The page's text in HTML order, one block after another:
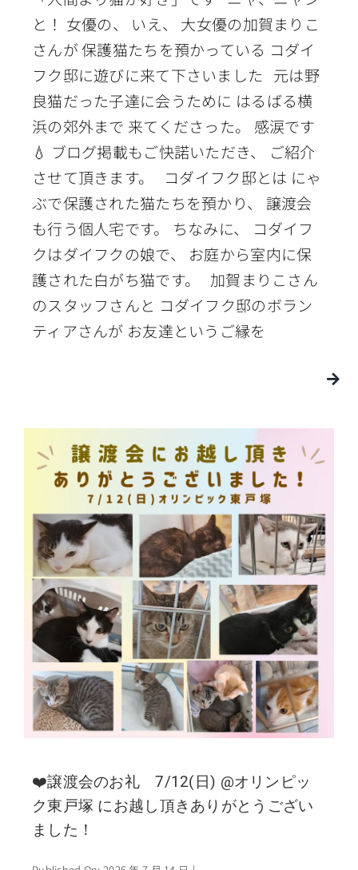
と！ 女優の、 いえ、 大女優の加賀まりこ
さんが 保護猫たちを預かっている コダイ
フク邸に遊びに来て下さいました 元は野
良猫だった子達に会うために はるばる横
浜の郊外まで 来てくださった。 感涙です
💧 ブログ掲載もご快諾いただき、 ご紹介
させて頂きます。 コダイフク邸とは にゃ
ぶで保護された猫たちを預かり、 譲渡会
も行う個人宅です。 ちなみに、 コダイフ
クはダイフクの娘で、 お庭から室内に保
護された白がち猫です。 加賀まりこさん
のスタッフさんと コダイフク邸のボラン
ティアさんが お友達というご縁を
❤️譲渡会のお礼 7/12(日) @オリンピッ
ク東戸塚 にお越し頂きありがとうござい
ました！